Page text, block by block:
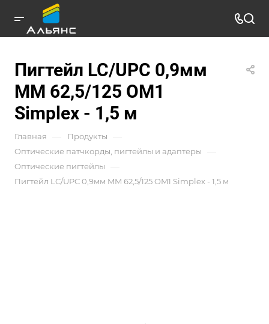
Пигтейл LC/UPC 0,9мм
MM 62,5/125 OM1
Simplex - 1,5 м
Главная — Продукты —
Оптические патчкорды, пигтейлы и адаптеры —
Оптические пигтейлы —
Пигтейл LC/UPC 0,9мм MM 62,5/125 OM1 Simplex - 1,5 м